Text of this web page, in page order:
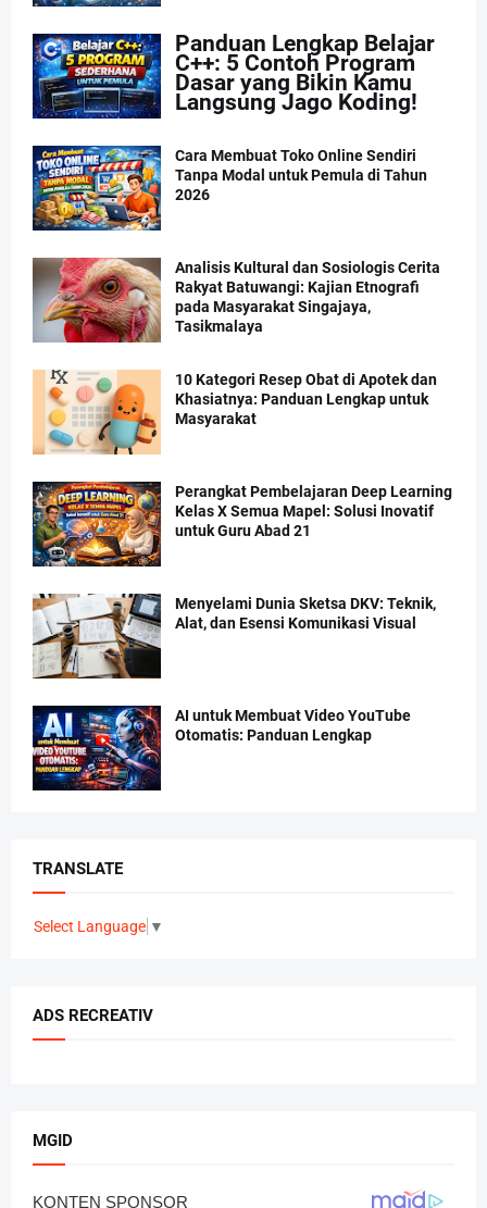
Panduan Lengkap Belajar
C++: 5 Contoh Program
Dasar yang Bikin Kamu
Langsung Jago Koding!
Cara Membuat Toko Online Sendiri
Tanpa Modal untuk Pemula di Tahun
2026
Analisis Kultural dan Sosiologis Cerita
Rakyat Batuwangi: Kajian Etnografi
pada Masyarakat Singajaya,
Tasikmalaya
10 Kategori Resep Obat di Apotek dan
Khasiatnya: Panduan Lengkap untuk
Masyarakat
Perangkat Pembelajaran Deep Learning
Kelas X Semua Mapel: Solusi Inovatif
untuk Guru Abad 21
Menyelami Dunia Sketsa DKV: Teknik,
Alat, dan Esensi Komunikasi Visual
AI untuk Membuat Video YouTube
Otomatis: Panduan Lengkap
TRANSLATE
Select Language ▼
ADS RECREATIV
MGID